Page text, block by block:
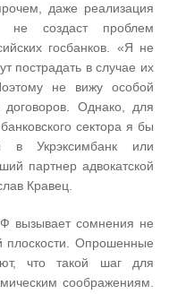
даже реализация
не создаст проблем
госбанков. «Я не
пострадать в случае их
не вижу особой
Однако, для
сектора я бы
в Укрэксимбанк или
партнер адвокатской
Кравец.
вызывает сомнения не
плоскости. Опрошенные
что такой шаг для
соображениям.